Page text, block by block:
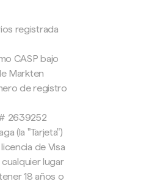
registrada
CASP bajo
Markten
de registro
# 2639252
(la "Tarjeta")
de Visa
cualquier lugar
18 años o